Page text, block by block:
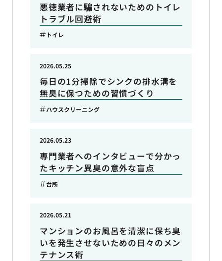
悪徳業者に騙されないためのトイレ
トラブル回避術
トイレ
毎日の1分掃除でシンクの排水溝を
無臭に保つための習慣づくり
2026.05.25
ハウスクリーニング
専門業者へのインタビューで分かっ
たキッチン異臭の意外な盲点
2026.05.23
台所
マンションのお風呂を清潔に保ち臭
いを発生させないための日々のメン
テナンス術
2026.05.21